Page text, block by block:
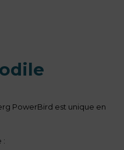
PowerBird est unique en
: